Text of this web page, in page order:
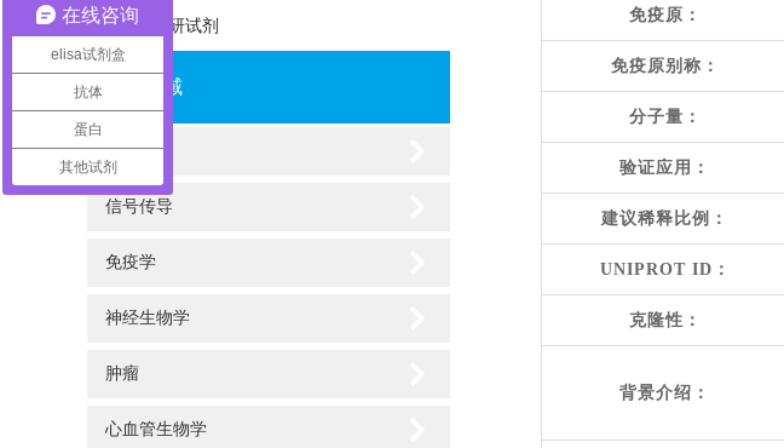
其他科研试剂
研究领域
新陈代谢
信号传导
免疫学
神经生物学
肿瘤
心血管生物学
免疫原：
免疫原别称：
分子量：
验证应用：
建议稀释比例：
UNIPROT ID：
克隆性：
背景介绍：
在线咨询
elisa试剂盒
抗体
蛋白
其他试剂